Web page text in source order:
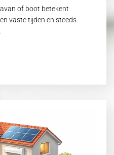
of boot betekent
vaste tijden en steeds